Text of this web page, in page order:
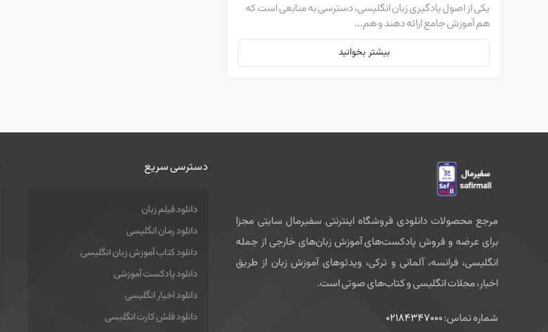
یکی از اصول یادگیری زبان انگلیسی، دسترسی به منابعی است که
هم آموزش جامع ارائه دهند و هم...
بیشتر بخوانید
مرجع محصولات دانلودی فروشگاه اینترنتی سفیرمال سایتی مجزا
برای عرضه و فروش پادکست‌های آموزش زبان‌های خارجی از جمله
انگلیسی، فرانسه، آلمانی و ترکی، ویدئوهای آموزش زبان از طریق
اخبار، مجلات انگلیسی و کتاب‌های صوتی است.
شماره تماس:02184347000
دسترسی سریع
دانلود فیلم زبان
دانلود رمان انگلیسی
دانلود کتاب آموزش زبان انگلیسی
دانلود پادکست آموزشی
دانلود اخبار انگلیسی
دانلود فلش کارت انگلیسی